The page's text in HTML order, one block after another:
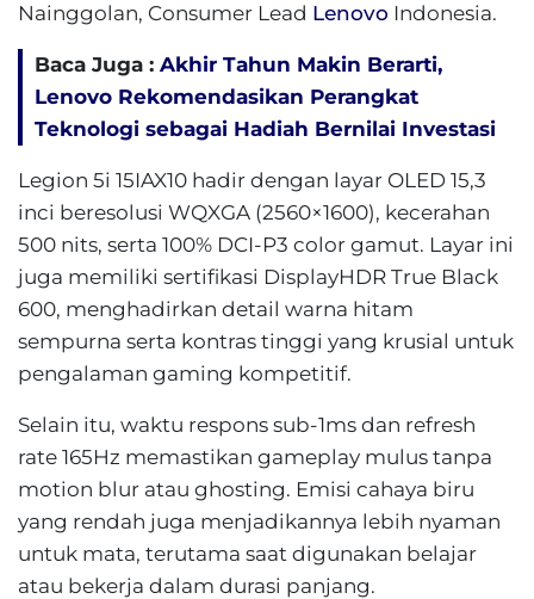
Nainggolan, Consumer Lead Lenovo Indonesia.
Baca Juga : Akhir Tahun Makin Berarti,
Lenovo Rekomendasikan Perangkat
Teknologi sebagai Hadiah Bernilai Investasi
Legion 5i 15IAX10 hadir dengan layar OLED 15,3
inci beresolusi WQXGA (2560×1600), kecerahan
500 nits, serta 100% DCI-P3 color gamut. Layar ini
juga memiliki sertifikasi DisplayHDR True Black
600, menghadirkan detail warna hitam
sempurna serta kontras tinggi yang krusial untuk
pengalaman gaming kompetitif.
Selain itu, waktu respons sub-1ms dan refresh
rate 165Hz memastikan gameplay mulus tanpa
motion blur atau ghosting. Emisi cahaya biru
yang rendah juga menjadikannya lebih nyaman
untuk mata, terutama saat digunakan belajar
atau bekerja dalam durasi panjang.